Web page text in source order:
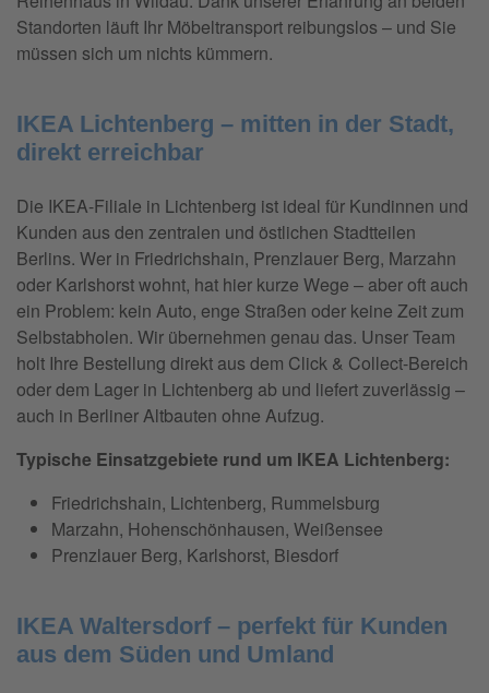
Standorten läuft Ihr Möbeltransport reibungslos – und Sie
müssen sich um nichts kümmern.
IKEA Lichtenberg – mitten in der Stadt,
direkt erreichbar
Die IKEA-Filiale in Lichtenberg ist ideal für Kundinnen und
Kunden aus den zentralen und östlichen Stadtteilen
Berlins. Wer in Friedrichshain, Prenzlauer Berg, Marzahn
oder Karlshorst wohnt, hat hier kurze Wege – aber oft auch
ein Problem: kein Auto, enge Straßen oder keine Zeit zum
Selbstabholen. Wir übernehmen genau das. Unser Team
holt Ihre Bestellung direkt aus dem Click & Collect-Bereich
oder dem Lager in Lichtenberg ab und liefert zuverlässig –
auch in Berliner Altbauten ohne Aufzug.
Typische Einsatzgebiete rund um IKEA Lichtenberg:
Friedrichshain, Lichtenberg, Rummelsburg
Marzahn, Hohenschönhausen, Weißensee
Prenzlauer Berg, Karlshorst, Biesdorf
IKEA Waltersdorf – perfekt für Kunden
aus dem Süden und Umland